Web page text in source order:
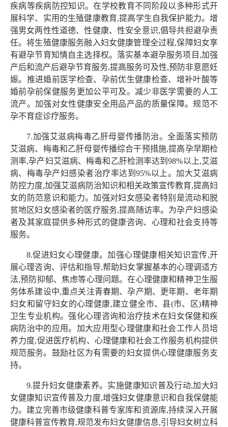
疾病等疾病防控知识。在学校教育不同阶段以多种形式开
展科学、实用的生殖健康教育,提高学生自我保护能力。增
强男女两性性道德、性健康、性安全意识,倡导共担避孕责
任。将生殖健康服务融入妇女健康管理全过程,保障妇女享
有避孕节育知情自主选择权。落实基本避孕服务项目,加强
产后和流产后避孕节育服务,提高服务可及性,预防非意愿妊
娠。推进婚前医学检查、孕前优生健康检查、增补叶酸等
婚前孕前保健服务更加公平可及。减少非医学需要的人工
流产。加强对女性健康安全用品产品的质量保障。规范不
孕不育症诊疗服务。
7.加强艾滋病梅毒乙肝母婴传播防治。全面落实预防
艾滋病、梅毒和乙肝母婴传播综合干预措施,提高孕早期检
测率,孕产妇艾滋病、梅毒和乙肝检测率达到98%以上,艾滋
病、梅毒孕产妇感染者治疗率达到95%以上。加大艾滋病
防控力度,加强艾滋病防治知识和相关政策宣传教育,提高妇
女的防范意识和能力。加强对妇女感染者特别是流动和脱
贫地区妇女感染者的医疗服务,提高随访率。为孕产妇感染
者及其家庭提供多种形式的健康咨询、心理和社会支持等
服务。
8.促进妇女心理健康。加强心理健康相关知识宣传,开
展心理咨询、评估和指导,帮助妇女掌握基本的心理调适方
法,预防抑郁、焦虑等心理问题。在心理健康和精神卫生服
务体系建设中,重点关注青春期、孕产期、更年期、老年期
妇女和留守妇女的心理健康,建立健全市、县(市、区)精神
卫生专业机构。强化心理咨询和治疗技术在妇女保健和疾
病防治中的应用。加大应用型心理健康和社会工作人员培
养力度,促进医疗机构、心理健康和社会工作服务机构提供
规范服务。鼓励社区为有需要的妇女提供心理健康服务支
持。
9.提升妇女健康素养。实施健康知识普及行动,加大妇
女健康知识宣传普及力度,增强妇女健康意识和自我保健能
力。建立完善市级健康科普专家库和资源库,持续深入开展
健康科普宣传教育,规范发布妇女健康信息,引导妇女树立科